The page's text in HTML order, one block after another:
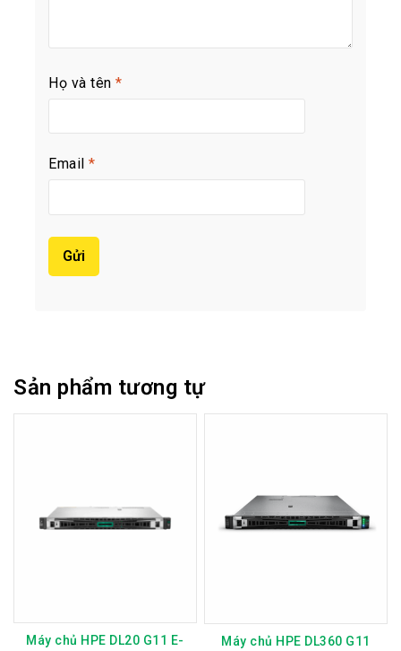
Họ và tên *
Email *
Sản phẩm tương tự
Máy chủ HPE DL20 G11 E-
Máy chủ HPE DL360 G11